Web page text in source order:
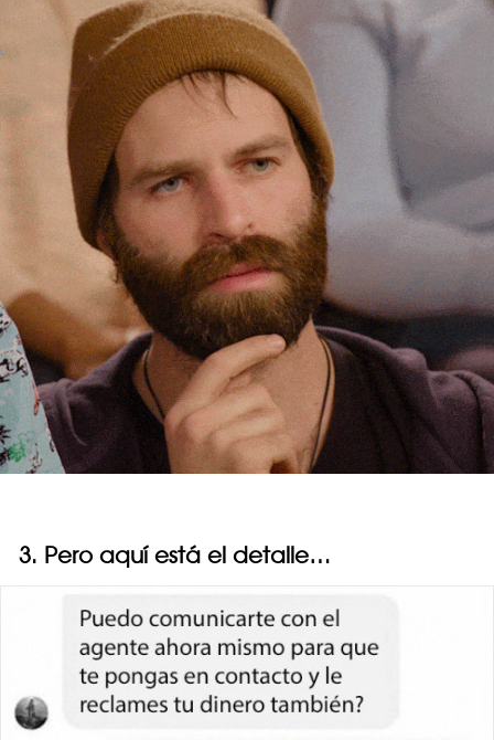
3. Pero aquí está el detalle…